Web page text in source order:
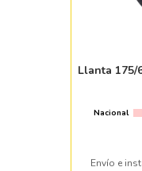
Llanta 175/
Nacional
Envío e